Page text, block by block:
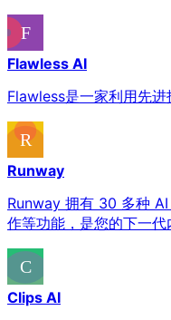
Flawless AI
Flawless是一家利用先进
Runway
Runway 拥有 30 多种
作等功能，是您的下一代
Clips AI